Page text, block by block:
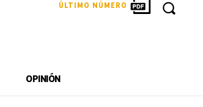
ÚLTIMO NÚMERO
OPINIÓN